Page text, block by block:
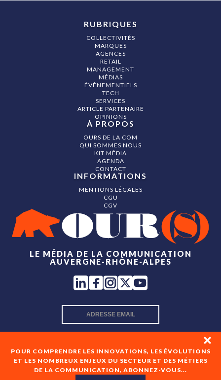
POUR COMPRENDRE LES INNOVATIONS, LES ÉVOLUTIONS
ET LES NOMBREUX ENJEUX DU SECTEUR ET DES MÉTIERS
DE LA COMMUNICATION, ABONNEZ-VOUS...
LE MÉDIA DE LA COMMUNICATION
AUVERGNE-RHÔNE-ALPES
En cochant cette case, je consens à recevoir les newsletters
RUBRIQUES
COLLECTIVITÉS
MARQUES
AGENCES
RETAIL
MANAGEMENT
MÉDIAS
ÉVÉNEMENTIELS
TECH
SERVICES
ARTICLE PARTENAIRE
OPINIONS
À PROPOS
OURS DE LA COM
QUI SOMMES NOUS
KIT MÉDIA
AGENDA
CONTACT
INFORMATIONS
MENTIONS LÉGALES
CGU
CGV